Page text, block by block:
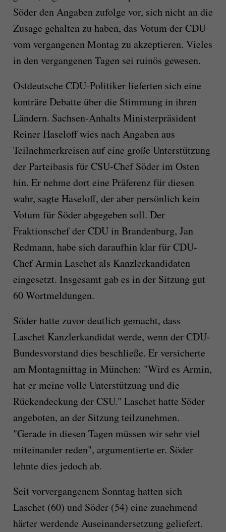
Söder den Angaben zufolge vor, sich nicht an die
Zusage gehalten zu haben, das Votum der CDU
vom vergangenen Montag zu akzeptieren. Vieles
in den vergangenen Tagen sei ruinös gewesen.
Ostdeutsche CDU-Politiker lieferten sich eine
konträre Debatte über die Stimmung in ihren
Ländern. Sachsen-Anhalts Ministerpräsident
Reiner Haseloff wies nach Angaben aus
Teilnehmerkreisen auf eine große Unterstützung
der Parteibasis für CSU-Chef Söder im Osten
hin. Er nehme dort eine Präferenz für diesen
wahr, sagte Haseloff, der aber persönlich kein
Votum für Söder abgegeben soll. Der
Fraktionschef der CDU in Brandenburg, Jan
Redmann, habe sich daraufhin klar für CDU-
Chef Armin Laschet als Kanzlerkandidaten
eingesetzt. Insgesamt gab es in der Sitzung gut
60 Wortmeldungen.
Söder hatte zuvor deutlich gemacht, dass
Laschet Kanzlerkandidat werde, wenn der CDU-
Bundesvorstand dies beschließe. Er versicherte
am Montagmittag in München: "Wird es Armin,
hat er meine volle Unterstützung und die
Rückendeckung der CSU." Laschet hatte Söder
angeboten, an der Sitzung teilzunehmen.
"Gerade in diesen Tagen müssen wir sehr viel
miteinander reden", argumentierte er. Söder
lehnte dies jedoch ab.
Seit vorvergangenem Sonntag hatten sich
Laschet (60) und Söder (54) eine zunehmend
härter werdende Auseinandersetzung geliefert.